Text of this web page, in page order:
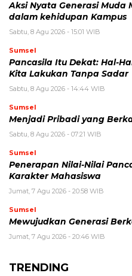
Aksi Nyata Generasi
dalam kehidupan
Sabtu, 8 Agu 2026 - 15:01 WIB
Sumsel
Pancasila Itu Dekat: Hal-
Kita Lakukan Tanpa Sadar
Sabtu, 8 Agu 2026 - 14:44 WIB
Sumsel
Menjadi Pribadi yang
Sabtu, 8 Agu 2026 - 07:21 WIB
Sumsel
Penerapan Nilai-Nilai
Karakter Mahasiswa
Jumat, 7 Agu 2026 - 20:58 WIB
Sumsel
Mewujudkan Generasi
Jumat, 7 Agu 2026 - 20:46 WIB
TRENDING